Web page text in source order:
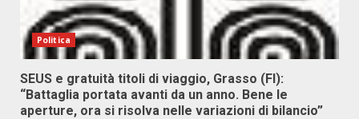
Politica
SEUS e gratuità titoli di viaggio, Grasso (FI):
“Battaglia portata avanti da un anno. Bene le
aperture, ora si risolva nelle variazioni di bilancio”